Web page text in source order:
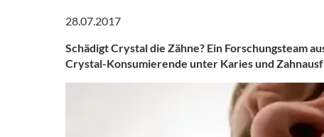
28.07.2017
Schädigt Crystal die Zähne? Ein Forschungsteam
Crystal-Konsumierende unter Karies und